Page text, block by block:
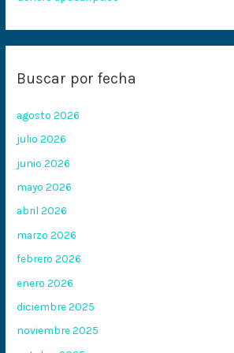
Buscar por fecha
agosto 2026
julio 2026
junio 2026
mayo 2026
abril 2026
marzo 2026
febrero 2026
enero 2026
diciembre 2025
noviembre 2025